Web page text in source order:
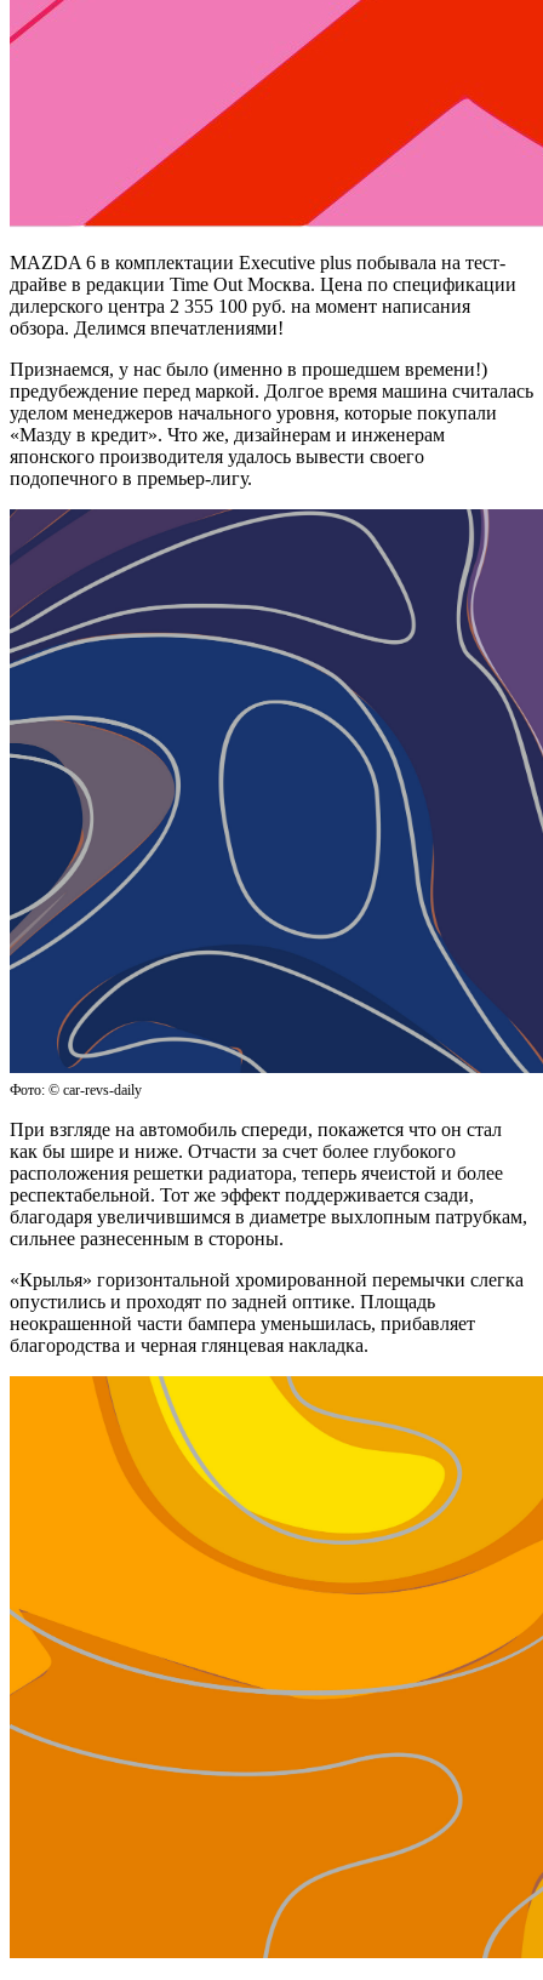
MAZDA 6 в комплектации Executive plus побывала на тест-
драйве в редакции Time Out Москва. Цена по спецификации
дилерского центра 2 355 100 руб. на момент написания
обзора. Делимся впечатлениями!
Признаемся, у нас было (именно в прошедшем времени!)
предубеждение перед маркой. Долгое время машина считалась
уделом менеджеров начального уровня, которые покупали
«Мазду в кредит». Что же, дизайнерам и инженерам
японского производителя удалось вывести своего
подопечного в премьер-лигу.
Фото: © car-revs-daily
При взгляде на автомобиль спереди, покажется что он стал
как бы шире и ниже. Отчасти за счет более глубокого
расположения решетки радиатора, теперь ячеистой и более
респектабельной. Тот же эффект поддерживается сзади,
благодаря увеличившимся в диаметре выхлопным патрубкам,
сильнее разнесенным в стороны.
«Крылья» горизонтальной хромированной перемычки слегка
опустились и проходят по задней оптике. Площадь
неокрашенной части бампера уменьшилась, прибавляет
благородства и черная глянцевая накладка.